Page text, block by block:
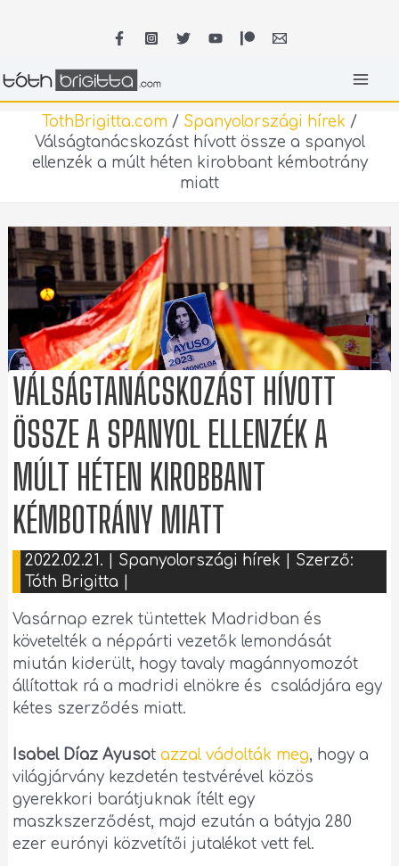
TothBrigitta.com / Spanyolországi hírek /
Válságtanácskozást hívott össze a spanyol
ellenzék a múlt héten kirobbant kémbotrány
miatt
VÁLSÁGTANÁCSKOZÁST HÍVOTT
ÖSSZE A SPANYOL ELLENZÉK A
MÚLT HÉTEN KIROBBANT
KÉMBOTRÁNY MIATT
2022.02.21. Spanyolországi hírek | Szerző:
Tóth Brigitta
Vasárnap ezrek tüntettek Madridban és
követelték a néppárti vezetők lemondását
miután kiderült, hogy tavaly magánnyomozót
állítottak rá a madridi elnökre és családjára egy
kétes szerződés miatt.
Isabel Díaz Ayusotazzal vádolták meg, hogy a
világjárvány kezdetén testvérével közös
gyerekkori barátjuknak ítélt egy
maszkszerződést, majd ezután a bátyja 280
ezer eurónyi közvetítői jutalékot vett fel.